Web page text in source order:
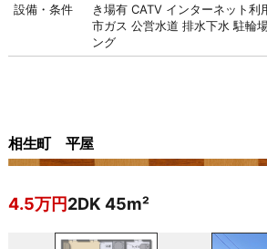
設備・条件
き場有 CATV インターネット利
市ガス 公営水道 排水下水 駐輪
ング
相生町 平屋
4.5万円2DK 45m²